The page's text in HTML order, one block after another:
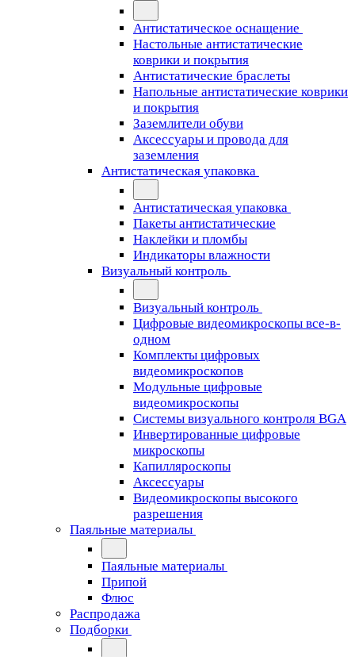
Антистатическое оснащение
Настольные антистатические
коврики и покрытия
Антистатические браслеты
Напольные антистатические коврики
и покрытия
Заземлители обуви
Аксессуары и провода для
заземления
Антистатическая упаковка
Антистатическая упаковка
Пакеты антистатические
Наклейки и пломбы
Индикаторы влажности
Визуальный контроль
Визуальный контроль
Цифровые видеомикроскопы все-в-
одном
Комплекты цифровых
видеомикроскопов
Модульные цифровые
видеомикроскопы
Cистемы визуального контроля BGA
Инвертированные цифровые
микроскопы
Капилляроскопы
Аксессуары
Видеомикроскопы высокого
разрешения
Паяльные материалы
Паяльные материалы
Припой
Флюс
Распродажа
Подборки